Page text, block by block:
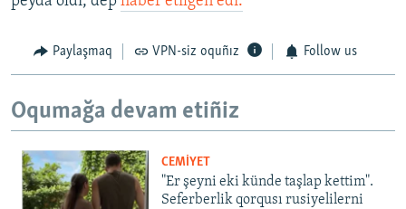
Paylaşmaq VPN-siz oquñız Follow us
Oqumağa devam etiñiz
CEMİYET
"Er şeyni eki künde taşlap kettim".
Seferberlik qorqusı rusiyelilerni